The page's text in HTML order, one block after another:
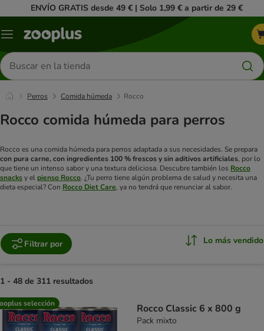
ENVÍO GRATIS desde 49 € | Solo 1,99 € a partir de 29 €
Menú
Buscar
productos
Perros Comida húmeda Rocco
Rocco comida húmeda para perros
Rocco es una comida húmeda para perros adaptada a sus necesidades. Se prepara
con pura carne, con ingredientes 100 % frescos y sin aditivos artificiales, por lo
que tiene un intenso sabor y una textura deliciosa. Descubre también los Rocco
snacksy elpienso Rocco. ¿Tu perro tiene algún problema de salud y necesita una
dieta especial? Con Rocco Diet Care, ya no tendrá que renunciar al sabor.
Filtrar por Lo más vendido
1 - 48 de 311 resultados
product items have been changed
selección Rocco Classic 6 x 800 g
Pack mixto